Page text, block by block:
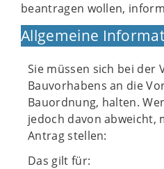
beantragen wollen,
Allgemeine
Sie müssen sich bei der
Bauvorhabens an die
Bauordnung, halten.
jedoch davon abweicht,
Antrag stellen:
Das gilt für: